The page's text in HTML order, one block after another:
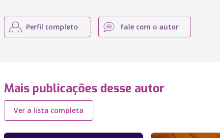
Perfil completo Fale com o autor
Mais publicações desse autor
Ver a lista completa